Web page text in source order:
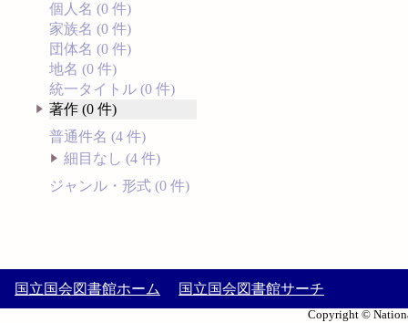
個人名 (0 件)
家族名 (0 件)
団体名 (0 件)
地名 (0 件)
統一タイトル (0 件)
著作 (0 件)
普通件名 (4 件)
細目なし (4 件)
ジャンル・形式 (0 件)
国立国会図書館ホーム 国立国会図書館サーチ
Copyright ©